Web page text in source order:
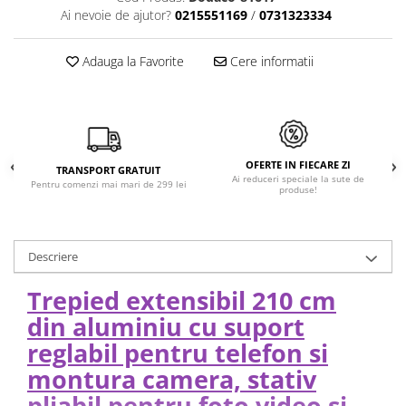
Ai nevoie de ajutor? 0215551169 / 0731323334
Adauga la Favorite Cere informatii
TRANSPORT GRATUIT
Pentru comenzi mai mari de 299 lei
OFERTE IN FIECARE ZI
Ai reduceri speciale la sute de
produse!
Descriere
Trepied extensibil 210 cm
din aluminiu cu suport
reglabil pentru telefon si
montura camera, stativ